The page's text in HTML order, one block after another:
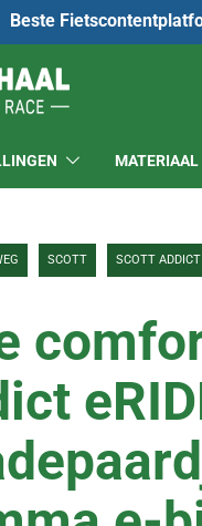
Beste
MATERIAAL
SCOTT SCOTT ADDICT